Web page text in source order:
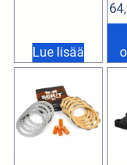
Lue lisää